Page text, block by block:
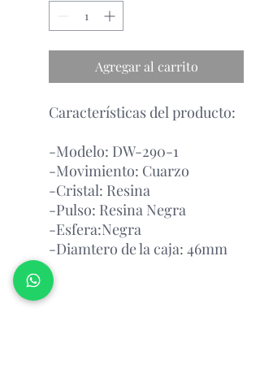
Agregar al carrito
Características del producto:
-Modelo: DW-290-1
-Movimiento: Cuarzo
-Cristal: Resina
-Pulso: Resina Negra
-Esfera:Negra
-Diamtero de la caja: 46mm